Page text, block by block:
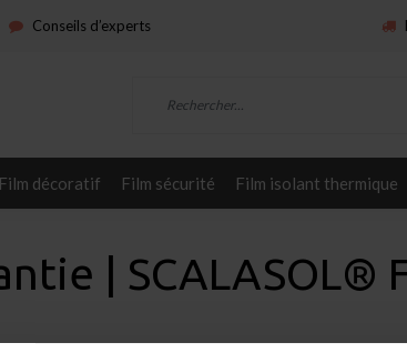
Conseils d’experts
Film décoratif Film sécurité Film isolant thermique
| SCALASOL®